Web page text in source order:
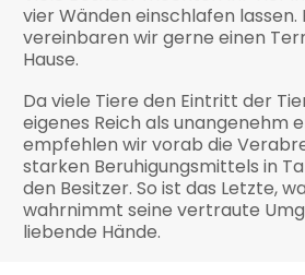
vier Wänden einschlafen lassen.
vereinbaren wir gerne einen
Hause.
Da viele Tiere den Eintritt der
eigenes Reich als unangenehm
empfehlen wir vorab die
starken Beruhigungsmittels in
den Besitzer. So ist das Letzte,
wahrnimmt seine vertraute
liebende Hände.